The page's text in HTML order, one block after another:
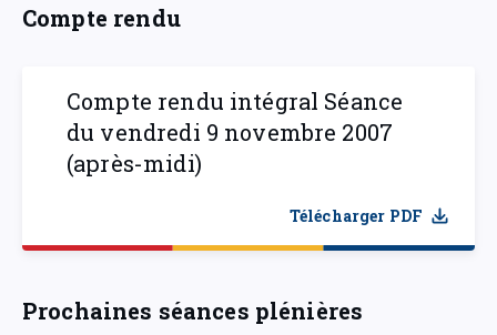
Compte rendu
Compte rendu intégral Séance
du vendredi 9 novembre 2007
(après-midi)
Télécharger PDF
Prochaines séances plénières